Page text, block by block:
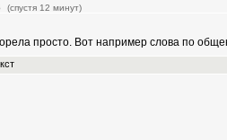
(спустя 12 минут)
просто. Вот например слова по